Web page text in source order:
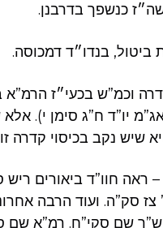
כנשפך בדרבנן.
בנדו״ד דמכוסה.
וכמ”ש בכעי״ז
יו”ד ח”ג סימן י).
שיש נקב בכיסוי קדרה
ראה חוו”ד ביאורים
צז סק”ה. ועוד הרבה
שם סקי”ח. רמ”א שם